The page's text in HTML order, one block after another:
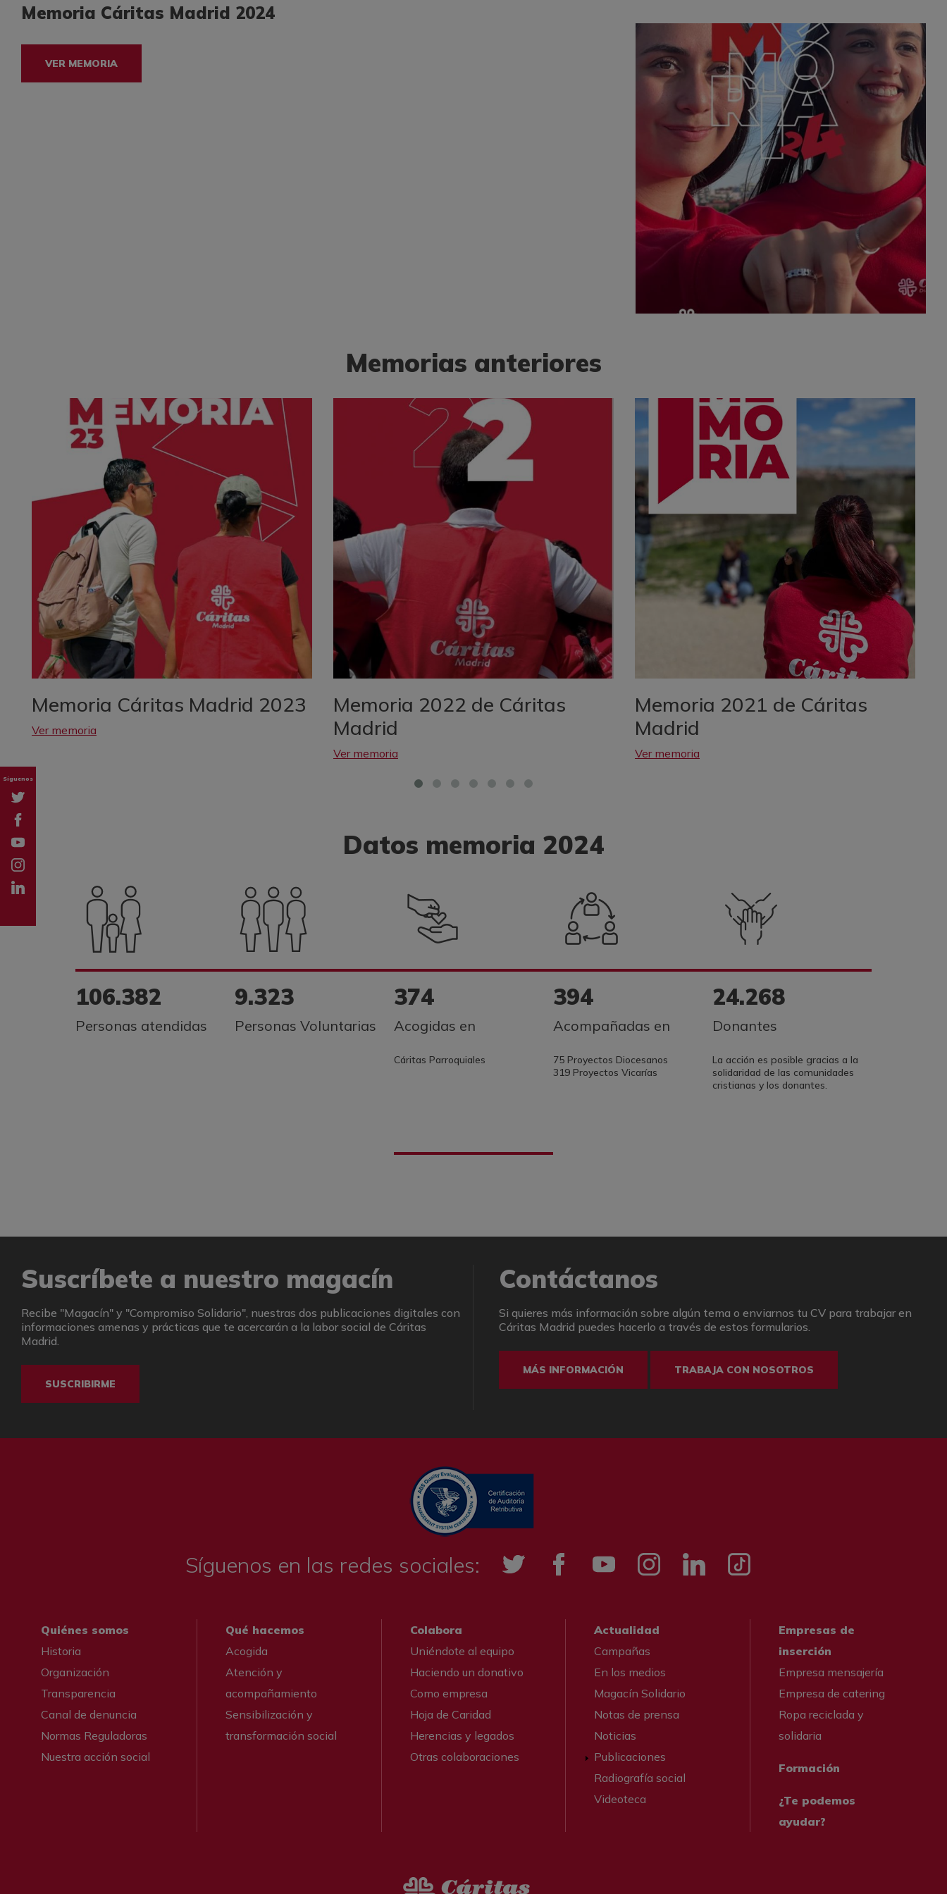
Síguenos
Twitter
Facebook
YouTube
Instagramm
LinkedIn
Memoria Cáritas Madrid 2024
VER MEMORIA
Memorias anteriores
Memoria Cáritas Madrid 2023
Ver memoria
Memoria 2022 de Cáritas
Madrid
Ver memoria
Memoria 2021 de Cáritas
Madrid
Ver memoria
Datos memoria 2024
106.382
Personas atendidas
9.323
Personas Voluntarias
374
Acogidas en
Cáritas Parroquiales
394
Acompañadas en
75 Proyectos Diocesanos
319 Proyectos Vicarías
24.268
Donantes
La acción es posible gracias a la
solidaridad de las comunidades
cristianas y los donantes.
Suscríbete a nuestro magacín
Recibe "Magacín" y "Compromiso Solidario", nuestras dos publicaciones digitales con
informaciones amenas y prácticas que te acercarán a la labor social de Cáritas
Madrid.
SUSCRIBIRME
Contáctanos
Si quieres más información sobre algún tema o enviarnos tu CV para trabajar en
Cáritas Madrid puedes hacerlo a través de estos formularios.
MÁS INFORMACIÓN TRABAJA CON NOSOTROS
Síguenos en las redes sociales: Twitter FacebookYouTube InstagrammLinkedIn Tik tok
Quiénes somos
Historia
Organización
Transparencia
Canal de denuncia
Normas Reguladoras
Nuestra acción social
Qué hacemos
Acogida
Atención y
acompañamiento
Sensibilización y
transformación social
Colabora
Uniéndote al equipo
Haciendo un donativo
Como empresa
Hoja de Caridad
Herencias y legados
Otras colaboraciones
Actualidad
Campañas
En los medios
Magacín Solidario
Notas de prensa
Noticias
Publicaciones
Radiografía social
Videoteca
Empresas de
inserción
Empresa mensajería
Empresa de catering
Ropa reciclada y
solidaria
Formación
¿Te podemos
ayudar?